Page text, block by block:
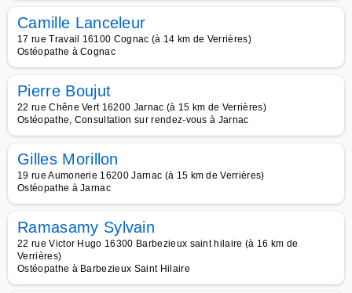
Camille Lanceleur
17 rue Travail 16100 Cognac (à 14 km de Verrières)
Ostéopathe à Cognac
Pierre Boujut
22 rue Chêne Vert 16200 Jarnac (à 15 km de Verrières)
Ostéopathe, Consultation sur rendez-vous à Jarnac
Gilles Morillon
19 rue Aumonerie 16200 Jarnac (à 15 km de Verrières)
Ostéopathe à Jarnac
Ramasamy Sylvain
22 rue Victor Hugo 16300 Barbezieux saint hilaire (à 16 km de
Verrières)
Ostéopathe à Barbezieux Saint Hilaire